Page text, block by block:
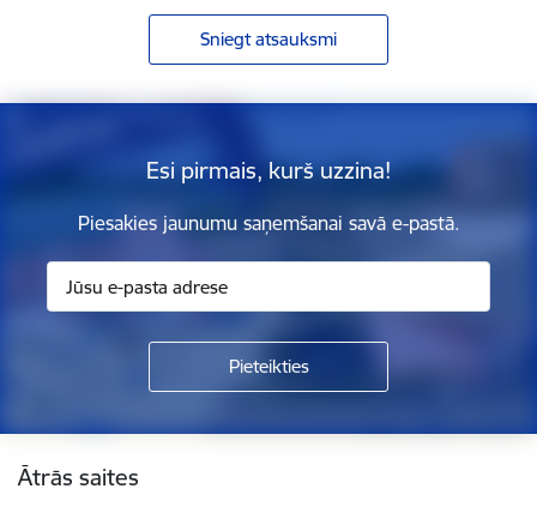
Sniegt atsauksmi
Esi pirmais, kurš uzzina!
Piesakies jaunumu saņemšanai savā e-pastā.
Ātrās saites